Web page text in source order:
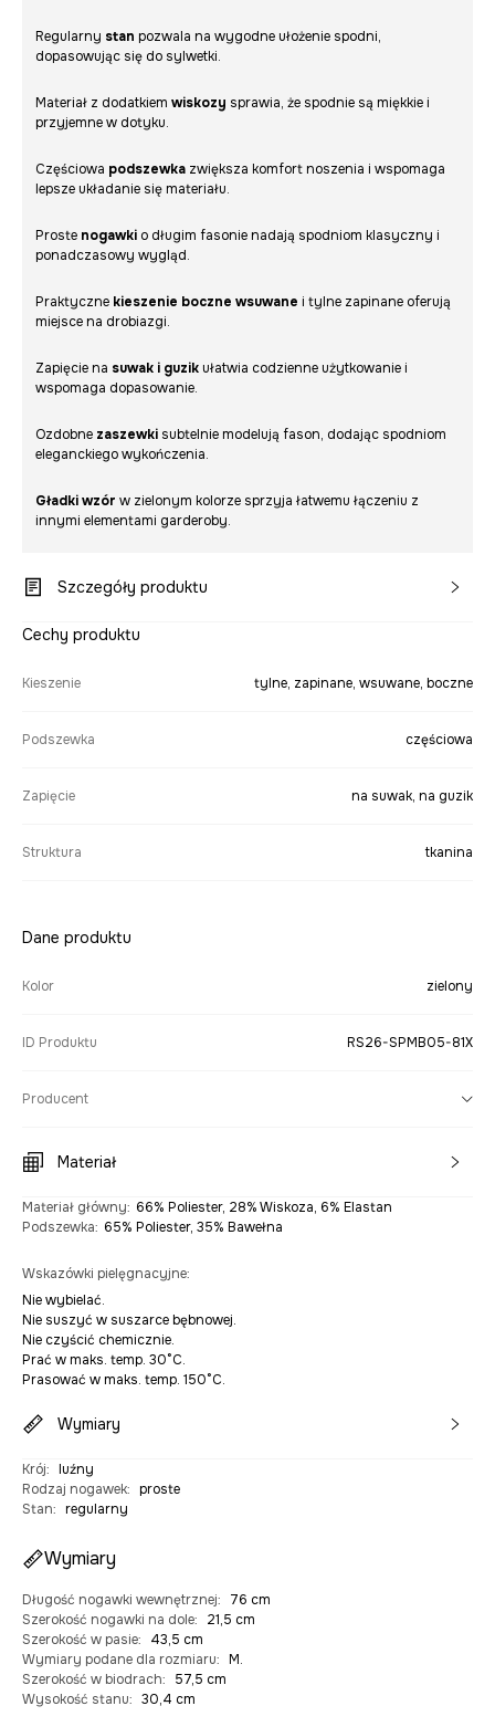
Regularny stan pozwala na wygodne ułożenie spodni,
dopasowując się do sylwetki.
Materiał z dodatkiem wiskozy sprawia, że spodnie są miękkie i
przyjemne w dotyku.
Częściowa podszewka zwiększa komfort noszenia i wspomaga
lepsze układanie się materiału.
Proste nogawki o długim fasonie nadają spodniom klasyczny i
ponadczasowy wygląd.
Praktyczne kieszenie boczne wsuwane i tylne zapinane oferują
miejsce na drobiazgi.
Zapięcie na suwak i guzik ułatwia codzienne użytkowanie i
wspomaga dopasowanie.
Ozdobne zaszewki subtelnie modelują fason, dodając spodniom
eleganckiego wykończenia.
Gładki wzór w zielonym kolorze sprzyja łatwemu łączeniu z
innymi elementami garderoby.
Szczegóły produktu
Cechy produktu
Kieszenie tylne, zapinane, wsuwane, boczne
Podszewka częściowa
Zapięcie na suwak, na guzik
Struktura tkanina
Dane produktu
Kolor zielony
ID Produktu RS26-SPMB05-81X
Producent
Materiał
Materiał główny: 66% Poliester, 28% Wiskoza, 6% Elastan
Podszewka: 65% Poliester, 35% Bawełna
Wskazówki pielęgnacyjne:
Nie wybielać.
Nie suszyć w suszarce bębnowej.
Nie czyścić chemicznie.
Prać w maks. temp. 30°C.
Prasować w maks. temp. 150°C.
Wymiary
Krój: luźny
Rodzaj nogawek: proste
Stan: regularny
Wymiary
Długość nogawki wewnętrznej:
76 cm
Szerokość nogawki na dole:
21,5 cm
Szerokość w pasie:
43,5 cm
Wymiary podane dla rozmiaru: M.
Szerokość w biodrach:
57,5 cm
Wysokość stanu: 30,4 cm